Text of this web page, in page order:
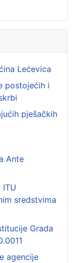
Lećevica
postojećih i
pješačkih
Ante
sredstvima
Grada
agencije